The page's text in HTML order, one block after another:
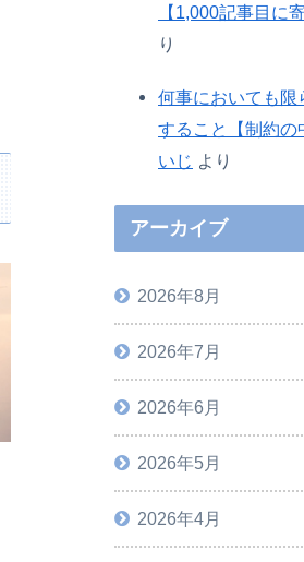
【1,000記事目に
り
何事においても限
すること【制約の
いじ より
アーカイブ
2026年8月
2026年7月
2026年6月
2026年5月
2026年4月